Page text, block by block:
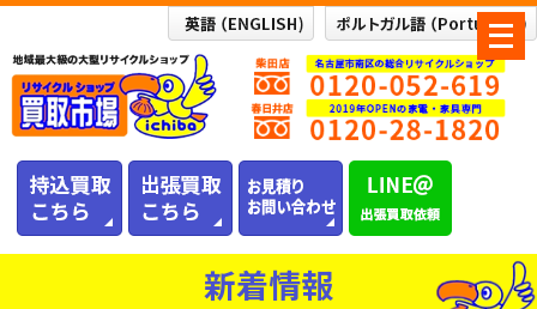
メ
ニ
ュ
ー
新着情報